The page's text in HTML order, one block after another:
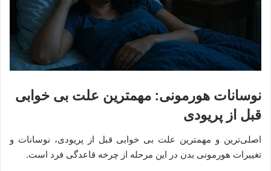
نوسانات هورمونی: مهمترین علت بی خوابی
قبل از پریودی
اصلی‌ترین و مهمترین علت بی خوابی قبل از پریودی، نوسانات و
تغییرات هورمونی بدن در این مرحله از چرخه قاعدگی فرد است.